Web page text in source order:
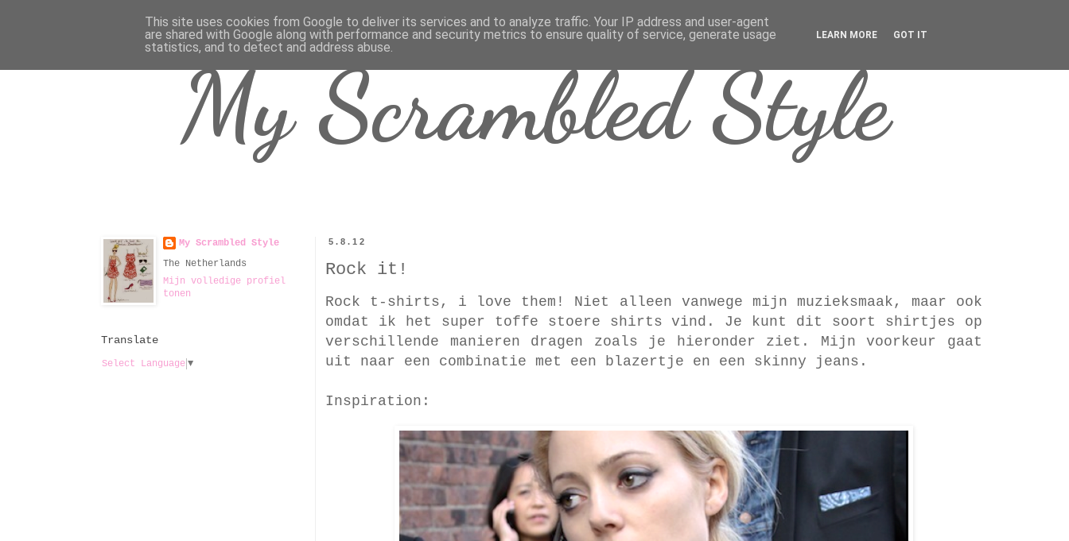
My Scrambled Style
5.8.12
Rock it!
Rock t-shirts, i love them! Niet alleen vanwege mijn muzieksmaak, maar ook
omdat ik het super toffe stoere shirts vind. Je kunt dit soort shirtjes op
verschillende manieren dragen zoals je hieronder ziet. Mijn voorkeur gaat
uit naar een combinatie met een blazertje en een skinny jeans.
Inspiration:
My Scrambled Style
The Netherlands
Mijn volledige profiel
tonen
Translate
Select Language ▼
This site uses cookies from Google to deliver its services and to analyze traffic. Your IP address and user-agent
are shared with Google along with performance and security metrics to ensure quality of service, generate usage
statistics, and to detect and address abuse.
LEARN MORE GOT IT